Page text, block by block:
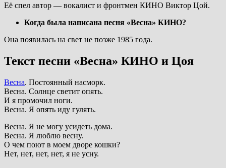
Её спел автор — вокалист и фронтмен КИНО Виктор Цой.
Когда была написана песня «Весна» КИНО?
Она появилась на свет не позже 1985 года.
Текст песни «Весна» КИНО и Цоя
Весна. Постоянный насморк.
Весна. Солнце светит опять.
И я промочил ноги.
Весна. Я опять иду гулять.
Весна. Я не могу усидеть дома.
Весна. Я люблю весну.
О чем поют в моем дворе кошки?
Нет, нет, нет, нет, я не усну.